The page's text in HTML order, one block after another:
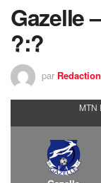
Gazelle
?:?
par
MTN